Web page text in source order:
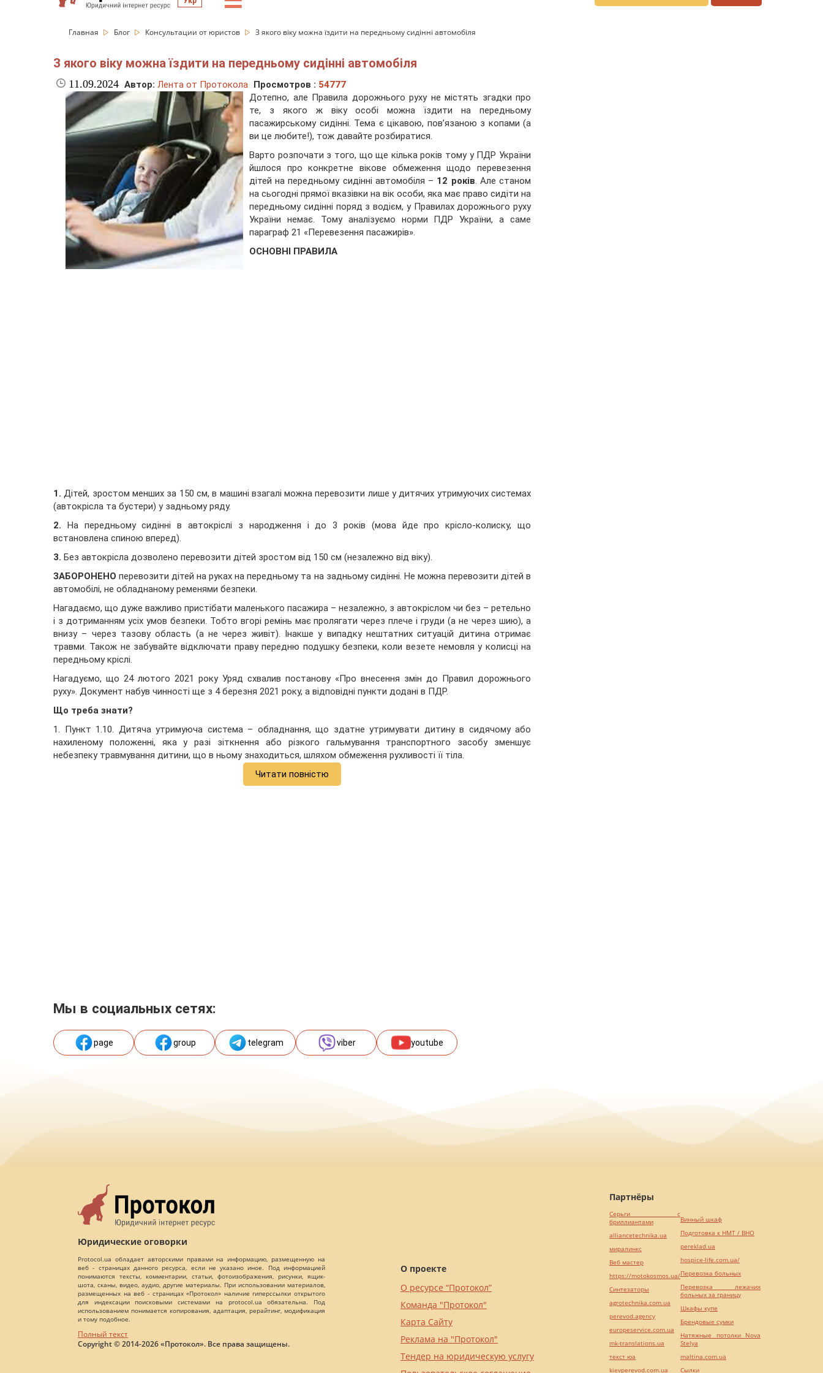
Главная Блог Консультации от юристов З якого віку можна їздити на передньому сидінні автомобіля
З якого віку можна їздити на передньому сидінні автомобіля
11.09.2024 Автор: Лента от Протокола Просмотров : 54777
Дотепно, але Правила дорожнього руху не містять згадки про
те, з якого ж віку особі можна їздити на передньому
пасажирському сидінні. Тема є цікавою, пов’язаною з копами (а
ви це любите!), тож давайте розбиратися.
Варто розпочати з того, що ще кілька років тому у ПДР України
йшлося про конкретне вікове обмеження щодо перевезення
дітей на передньому сидінні автомобіля – 12 років. Але станом
на сьогодні прямої вказівки на вік особи, яка має право сидіти на
передньому сидінні поряд з водієм, у Правилах дорожнього руху
України немає. Тому аналізуємо норми ПДР України, а саме
параграф 21 «Перевезення пасажирів».
ОСНОВНІ ПРАВИЛА
1️ . Дітей, зростом менших за 150 см, в машині взагалі можна перевозити лише у дитячих утримуючих системах
(автокрісла та бустери) у задньому ряду.
2️. На передньому сидінні в автокріслі з народження і до 3 років (мова йде про крісло-колиску, що
встановлена спиною вперед).
3️. Без автокрісла дозволено перевозити дітей зростом від 150 см (незалежно від віку).
ЗАБОРОНЕНО перевозити дітей на руках на передньому та на задньому сидінні. Не можна перевозити дітей в
автомобілі, не обладнаному ременями безпеки.
Нагадаємо, що дуже важливо пристібати маленького пасажира – незалежно, з автокріслом чи без – ретельно
і з дотриманням усіх умов безпеки. Тобто вгорі ремінь має пролягати через плече і груди (а не через шию), а
внизу – через тазову область (а не через живіт). Інакше у випадку нештатних ситуацій дитина отримає
травми. Також не забувайте відключати праву передню подушку безпеки, коли везете немовля у колисці на
передньому кріслі.
Нагадуємо, що 24 лютого 2021 року Уряд схвалив постанову «Про внесення змін до Правил дорожнього
руху». Документ набув чинності ще з 4 березня 2021 року, а відповідні пункти додані в ПДР.
Що треба знати?
1️. Пункт 1.10. Дитяча утримуюча система – обладнання, що здатне утримувати дитину в сидячому або
нахиленому положенні, яка у разі зіткнення або різкого гальмування транспортного засобу зменшує
небезпеку травмування дитини, що в ньому знаходиться, шляхом обмеження рухливості її тіла.
Читати повністю
Мы в социальных сетях:
page group telegram viber youtube
Юридические оговорки
Protocol.ua обладает авторскими правами на информацию, размещенную на
веб - страницах данного ресурса, если не указано иное. Под информацией
понимаются тексты, комментарии, статьи, фотоизображения, рисунки, ящик-
шота, сканы, видео, аудио, другие материалы. При использовании материалов,
размещенных на веб - страницах «Протокол» наличие гиперссылки открытого
для индексации поисковыми системами на protocol.ua обязательна. Под
использованием понимается копирования, адаптация, рерайтинг, модификация
и тому подобное.
Полный текст
Copyright © 2014-2026 «Протокол». Все права защищены.
О проекте
О ресурсе “Протокол”
Команда "Протокол"
Карта Сайту
Реклама на "Протокол"
Тендер на юридическую услугу
Партнёры
Серьги с
бриллиантами
alliancetechnika.ua
миралинкс
Веб мастер
https://motokosmos.ua/
Синтезаторы
agrotechnika.com.ua
perevod.agency
europeservice.com.ua
mk-translations.ua
текст юа
kievperevod.com.ua
Винный шкаф
Подготовка к НМТ / ВНО
pereklad.ua
hospice-life.com.ua/
Перевозка больных
Перевозка лежачих
больных за границу
Шкафы купе
Брендовые сумки
Натяжные потолки Nova
Stelya
maltina.com.ua
Cылки